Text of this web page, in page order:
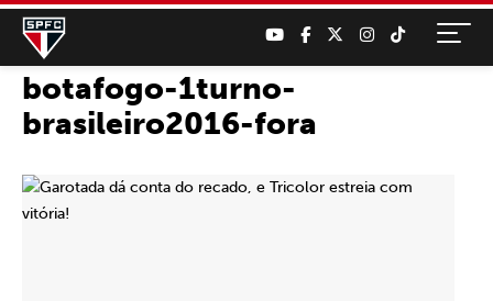
botafogo-1turno-
brasileiro2016-fora